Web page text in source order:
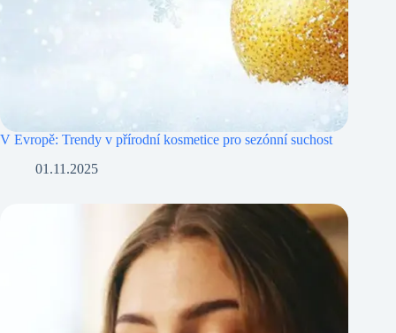
V Evropě: Trendy v přírodní kosmetice pro sezónní suchost
01.11.2025